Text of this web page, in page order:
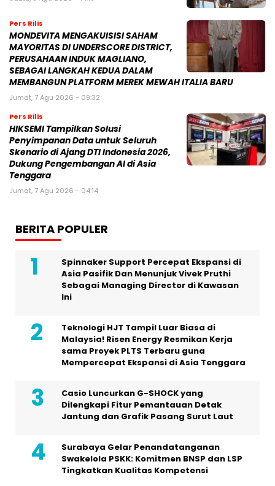
Pers Rilis
MONDEVITA MENGAKUISISI SAHAM
MAYORITAS DI UNDERSCORE DISTRICT,
PERUSAHAAN INDUK MAGLIANO,
SEBAGAI LANGKAH KEDUA DALAM
MEMBANGUN PLATFORM MEREK MEWAH ITALIA BARU
Jumat, 7 Agu 2026 - 09:32
Pers Rilis
HIKSEMI Tampilkan Solusi
Penyimpanan Data untuk Seluruh
Skenario di Ajang DTI Indonesia 2026,
Dukung Pengembangan AI di Asia
Tenggara
Jumat, 7 Agu 2026 - 04:14
BERITA POPULER
Spinnaker Support Percepat Ekspansi di
Asia Pasifik Dan Menunjuk Vivek Pruthi
Sebagai Managing Director di Kawasan
Ini
Teknologi HJT Tampil Luar Biasa di
Malaysia! Risen Energy Resmikan Kerja
sama Proyek PLTS Terbaru guna
Mempercepat Ekspansi di Asia Tenggara
Casio Luncurkan G-SHOCK yang
Dilengkapi Fitur Pemantauan Detak
Jantung dan Grafik Pasang Surut Laut
Surabaya Gelar Penandatanganan
Swakelola PSKK: Komitmen BNSP dan LSP
Tingkatkan Kualitas Kompetensi